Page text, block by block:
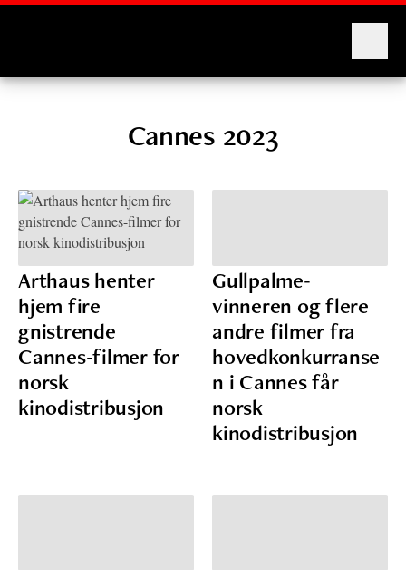
Cannes 2023
Arthaus henter
hjem fire
gnistrende
Cannes-filmer for
norsk
kinodistribusjon
Gullpalme-
vinneren og flere
andre filmer fra
hovedkonkurranse
n i Cannes får
norsk
kinodistribusjon